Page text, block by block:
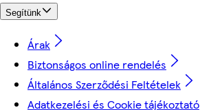
Segítünk
Árak
Biztonságos online rendelés
Általános Szerződési Feltételek
Adatkezelési és Cookie tájékoztató